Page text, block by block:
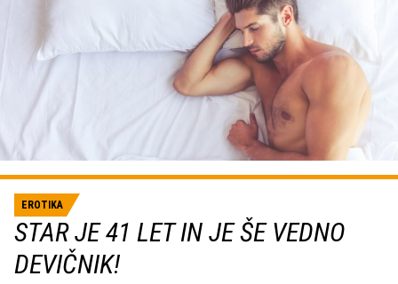
EROTIKA
STAR JE 41 LET IN JE ŠE VEDNO
DEVIČNIK!